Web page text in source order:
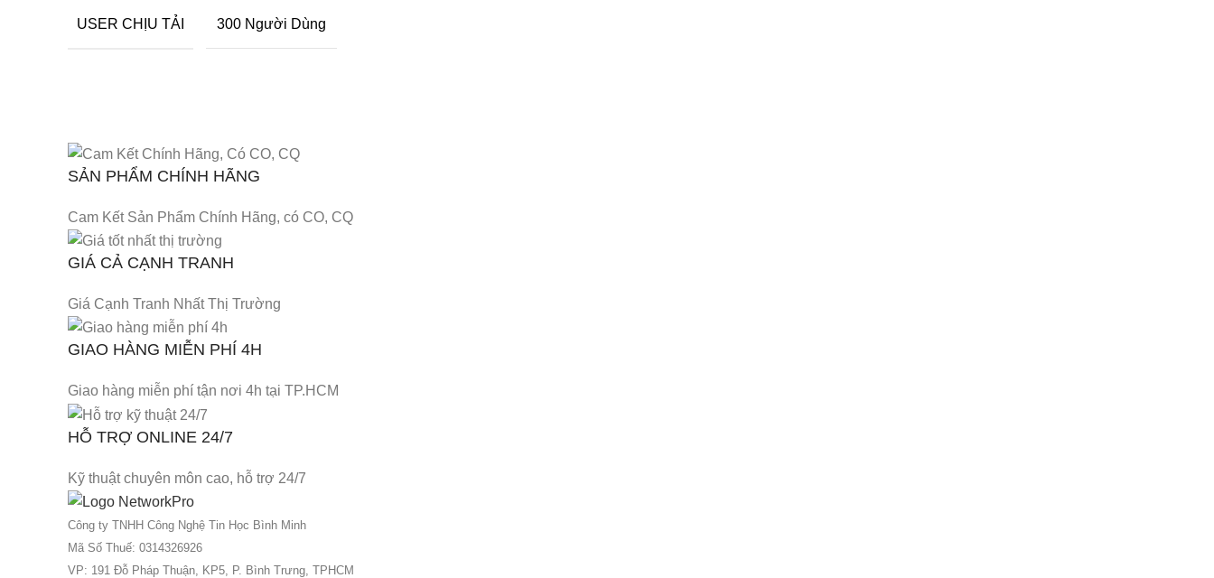
USER CHỊU TẢI 300 Người Dùng
SẢN PHẨM CHÍNH HÃNG
Cam Kết Sản Phẩm Chính Hãng, có CO, CQ
GIÁ CẢ CẠNH TRANH
Giá Cạnh Tranh Nhất Thị Trường
GIAO HÀNG MIỄN PHÍ 4H
Giao hàng miễn phí tận nơi 4h tại TP.HCM
HỖ TRỢ ONLINE 24/7
Kỹ thuật chuyên môn cao, hỗ trợ 24/7
Công ty TNHH Công Nghệ Tin Học Bình Minh
Mã Số Thuế: 0314326926
VP: 191 Đỗ Pháp Thuận, KP5, P. Bình Trưng, TPHCM